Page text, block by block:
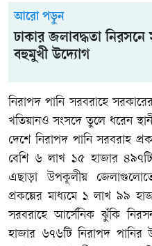
আরো পড়ুন
ঢাকার জলাবদ্ধতা নিরসনে
বহুমুখী উদ্যোগ
নিরাপদ পানি সরবরাহে সরকারের
খতিয়ানও সংসদে তুলে ধরেন
দেশে নিরাপদ পানি সরবরাহ
বেশি ৬ লাখ ১৫ হাজার
এছাড়া উপকূলীয় জেলাগুলোতে
প্রকল্পের মাধ্যমে ১ লাখ ৯৯
সরবরাহে আর্সেনিক ঝুঁকি
হাজার ৬৭৬টি নিরাপদ পানির